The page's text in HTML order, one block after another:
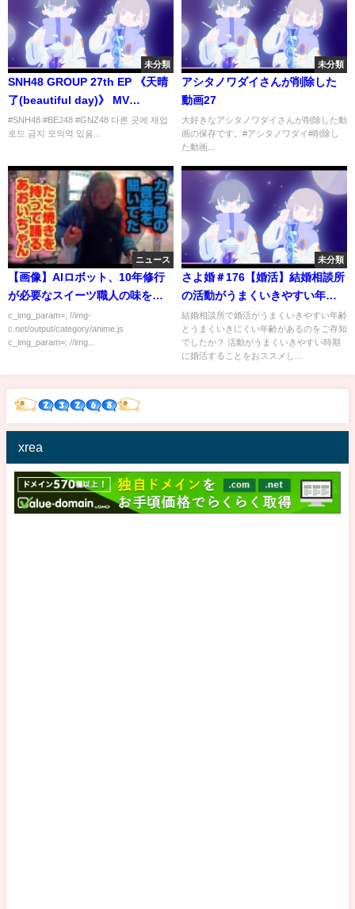
未分類
SNH48 GROUP 27th EP 《天晴
了(beautiful day)》 MV
(KORSUB)
#SNH48 #BEJ48 #GNZ48 다른 곳에 재업
로드 금지 오의역 있음...
未分類
アシタノワダイさんが削除した
動画27
大好きなアシタノワダイさんが削除した動
画の保存です。#アシタノワダイ#削除し
た動画...
ニュース
【画像】AIロボット、10年修行
が必要なスイーツ職人の味を完
全再現
c_img_param=; //img-
c.net/output/category/anime.js
c_img_param=; //img...
未分類
さよ婚＃176【婚活】結婚相談所
の活動がうまくいきやすい年齢
とうまくいきにくい年齢
結婚相談所で婚活がうまくいきやすい年齢
とうまくいきにくい年齢があるのをご存知
でしたか？ 活動がうまくいきやすい時期
に婚活することをおススメし...
xrea